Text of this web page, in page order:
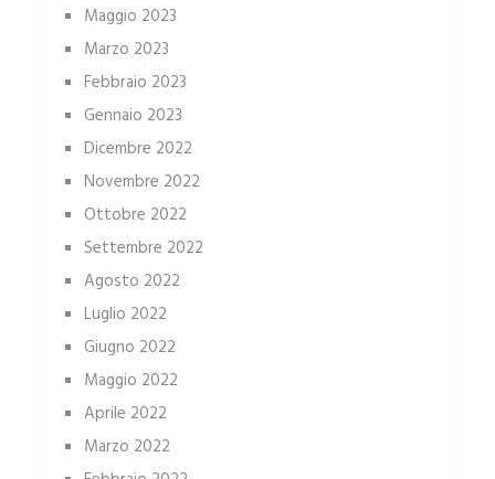
Maggio 2023
Marzo 2023
Febbraio 2023
Gennaio 2023
Dicembre 2022
Novembre 2022
Ottobre 2022
Settembre 2022
Agosto 2022
Luglio 2022
Giugno 2022
Maggio 2022
Aprile 2022
Marzo 2022